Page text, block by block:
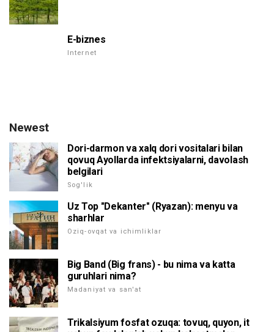
E-biznes
Internet
Newest
Dori-darmon va xalq dori vositalari bilan
qovuq Ayollarda infektsiyalarni, davolash
belgilari
Sog'lik
Uz Top "Dekanter" (Ryazan): menyu va
sharhlar
Oziq-ovqat va ichimliklar
Big Band (Big frans) - bu nima va katta
guruhlari nima?
Madaniyat va san'at
Trikalsiyum fosfat ozuqa: tovuq, quyon, it